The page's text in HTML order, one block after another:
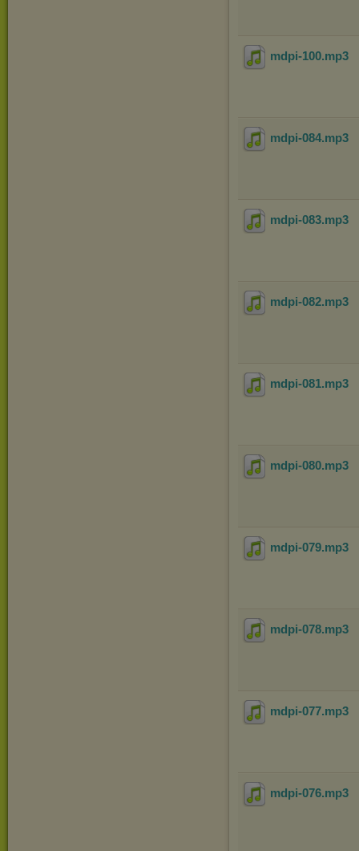
mdpi-100.mp3
mdpi-084.mp3
mdpi-083.mp3
mdpi-082.mp3
mdpi-081.mp3
mdpi-080.mp3
mdpi-079.mp3
mdpi-078.mp3
mdpi-077.mp3
mdpi-076.mp3